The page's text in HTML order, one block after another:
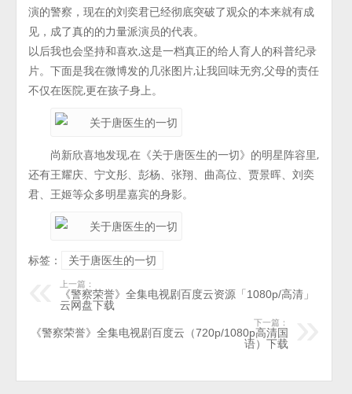
演的警察，现在的刘奕君已经彻底突破了观众的本来就有成
见，成了真的的力量派演员的代表。
以后我也会坚持和喜欢,这是一档真正的给人育人的科普纪录
片。下面是我在微博发的几张图片,让我回味无穷,父母的责任
不仅在医院,更在孩子身上。
尚新欣喜地发现,在《关于唐医生的一切》的明星阵容里,
还有王耀庆、宁文彤、彭杨、张翔、曲高位、贾景晖、刘奕
君、王姬等众多明星嘉宾的身影。
标签： 关于唐医生的一切
上一篇：
《警察荣誉》全集电视剧百度云资源「1080p/高清」
云网盘下载
下一篇：
《警察荣誉》全集电视剧百度云（720p/1080p高清国
语）下载